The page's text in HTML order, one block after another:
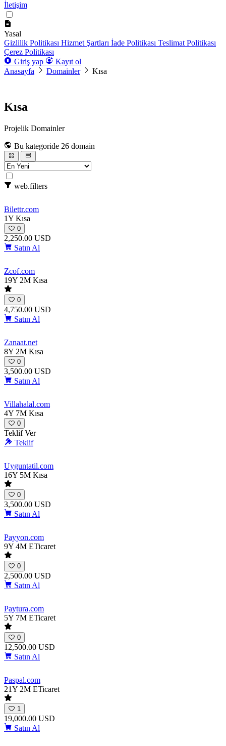
İletişim
Yasal
Gizlilik Politikası Hizmet Şartları İade Politikası Teslimat Politikası
Çerez Politikası
Giriş yap
Kayıt ol
Anasayfa
Domainler Kısa
Kısa
Projelik Domainler
Bu kategoride 26 domain
web.filters
Bilettr.com
1Y Kısa
0
2,250.00 USD
Satın Al
Zcof.com
19Y 2M Kısa
0
4,750.00 USD
Satın Al
Zanaat.net
8Y 2M Kısa
0
3,500.00 USD
Satın Al
Villahalal.com
4Y 7M Kısa
0
Teklif Ver
Teklif
Uyguntatil.com
16Y 5M Kısa
0
3,500.00 USD
Satın Al
Payyon.com
9Y 4M ETicaret
0
2,500.00 USD
Satın Al
Paytura.com
5Y 7M ETicaret
0
12,500.00 USD
Satın Al
Paspal.com
21Y 2M ETicaret
1
19,000.00 USD
Satın Al